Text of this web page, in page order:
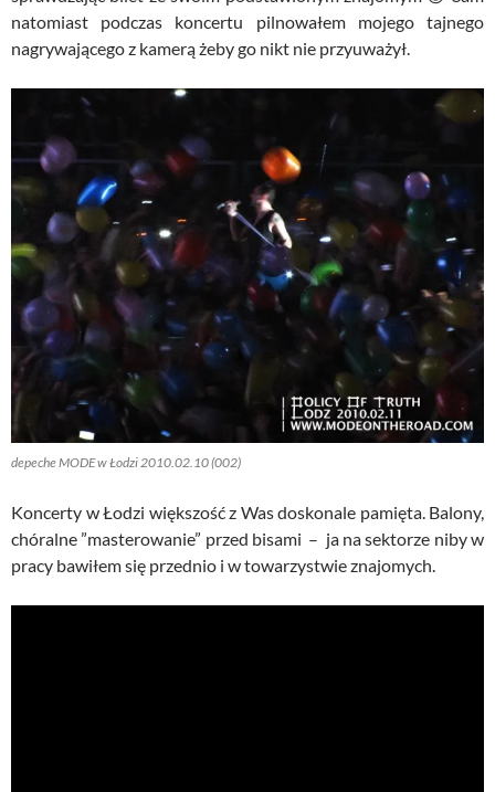
natomiast podczas koncertu pilnowałem mojego tajnego
nagrywającego z kamerą żeby go nikt nie przyuważył.
depeche MODE w Łodzi 2010.02.10 (002)
Koncerty w Łodzi większość z Was doskonale pamięta. Balony,
chóralne ”masterowanie” przed bisami – ja na sektorze niby w
pracy bawiłem się przednio i w towarzystwie znajomych.